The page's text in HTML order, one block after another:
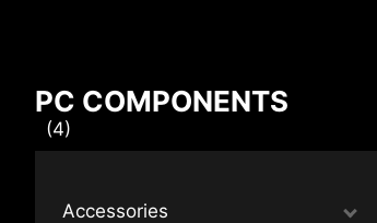
PC COMPONENTS
(4)
Accessories
Compare Result
Các điểm khác biệt được tô bằng màu đỏ